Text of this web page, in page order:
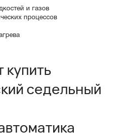
и газов
процессов
купить
седельный